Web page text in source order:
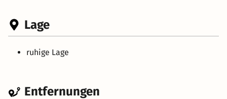
Lage
ruhige Lage
Entfernungen